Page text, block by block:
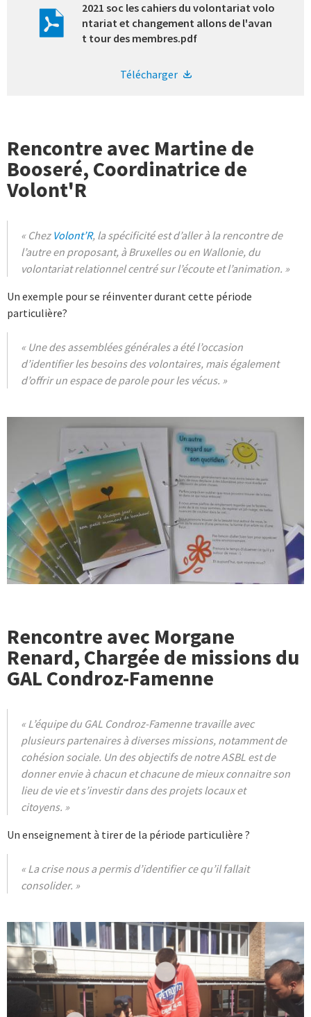
2021 soc les cahiers du volontariat volo
ntariat et changement allons de l'avan
t tour des membres.pdf
Télécharger
Rencontre avec Martine de
Booseré, Coordinatrice de
Volont'R
« Chez Volont’R, la spécificité est d’aller à la rencontre de
l’autre en proposant, à Bruxelles ou en Wallonie, du
volontariat relationnel centré sur l’écoute et l’animation. »
Un exemple pour se réinventer durant cette période
particulière?
« Une des assemblées générales a été l’occasion
d’identifier les besoins des volontaires, mais également
d’offrir un espace de parole pour les vécus. »
Rencontre avec Morgane
Renard, Chargée de missions du
GAL Condroz-Famenne
« L’équipe du GAL Condroz-Famenne travaille avec
plusieurs partenaires à diverses missions, notamment de
cohésion sociale. Un des objectifs de notre ASBL est de
donner envie à chacun et chacune de mieux connaitre son
lieu de vie et s’investir dans des projets locaux et
citoyens. »
Un enseignement à tirer de la période particulière ?
« La crise nous a permis d’identifier ce qu’il fallait
consolider. »